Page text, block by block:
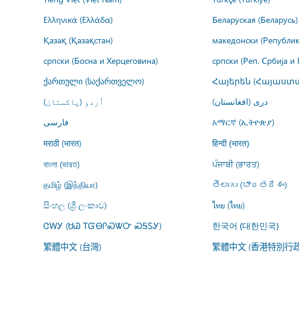
Ελληνικά (Ελλάδα)
Беларуская (Беларусь)
Қазақ (Қазақстан)
македонски
српски (Босна и Херцеговина)
српски (Реп. Србија
ქართული (საქართველო)
Հայերեն
اُردو (پاکستان)
درى (افغانستان)
فارسى
አማርኛ (ኢትዮጵያ)
मराठी (भारत)
हिन्दी (भारत)
বাংলা (ভারত)
ਪੰਜਾਬੀ (ਭਾਰਤ)
தமிழ் (இந்தியா)
తెలుగు (భారతదేశం)
සිංහල (ශ්‍රී ලංකාව)
ไทย (ไทย)
ᏣᎳᎩ (ᏌᏊ ᎢᏳᎾᎵᏍᏔᏅ ᏍᎦᏚᎩ)
한국어 (대한민국)
繁體中文 (台灣) 繁體中文 (香港特別行